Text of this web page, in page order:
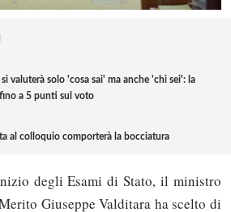
valuterà solo 'cosa sai' ma anche 'chi sei': la
a 5 punti sul voto
al colloquio comporterà la bocciatura
degli Esami di Stato, il ministro
Giuseppe Valditara ha scelto di